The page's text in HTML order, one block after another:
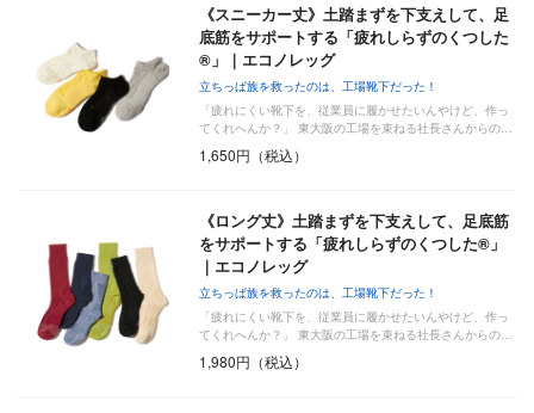
《スニーカー丈》土踏まずを下支えして、足
底筋をサポートする「疲れしらずのくつした
®」｜エコノレッグ
立ちっぱ族を救ったのは、工場靴下だった！
「疲れにくい靴下を、従業員に履かせたいんやけど、作っ
てくれへんか？」 東大阪の工場を束ねる社長さんからの…
1,650円（税込）
《ロング丈》土踏まずを下支えして、足底筋
をサポートする「疲れしらずのくつした®」
｜エコノレッグ
立ちっぱ族を救ったのは、工場靴下だった！
「疲れにくい靴下を、従業員に履かせたいんやけど、作っ
てくれへんか？」 東大阪の工場を束ねる社長さんからの…
1,980円（税込）